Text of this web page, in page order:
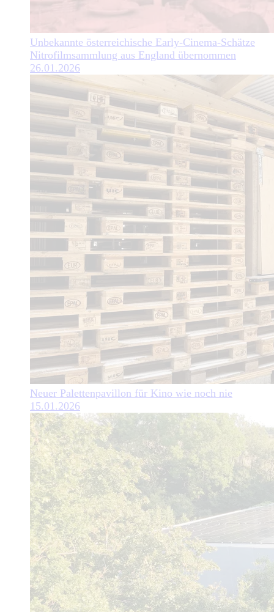
Unbekannte österreichische Early-Cinema-Schätze
Nitrofilmsammlung aus England übernommen
26.01.2026
Neuer Palettenpavillon für Kino wie noch nie
15.01.2026